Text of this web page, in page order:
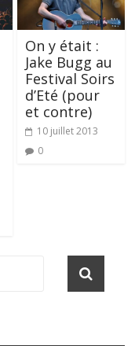
On y était :
Jake Bugg au
Festival Soirs
d’Eté (pour
et contre)
10 juillet 2013
0